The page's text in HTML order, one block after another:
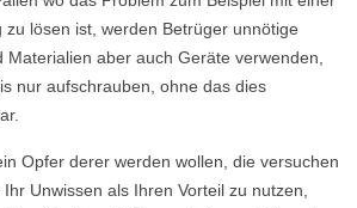
lösen ist, werden Betrüger unnötige
Materialien aber auch Geräte verwenden,
nur aufschrauben, ohne das dies
Opfer derer werden wollen, die versuchen
Unwissen als Ihren Vorteil zu nutzen,